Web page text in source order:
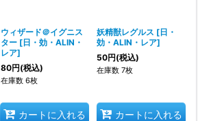
ウィザード＠イグニス
ター [日・効・ALIN・
レア]
80円(税込)
在庫数 6枚
カートに入れる
妖精獣レグルス [日・
効・ALIN・レア]
50円(税込)
在庫数 7枚
カートに入れる